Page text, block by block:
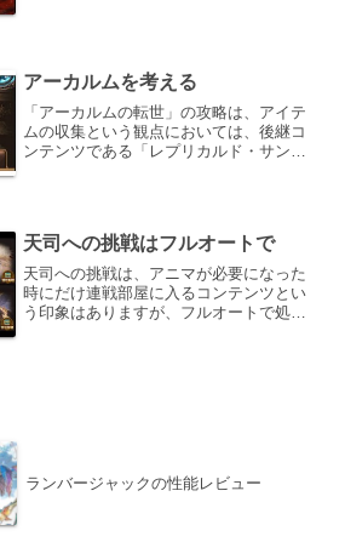
アーカルムを考える
「アーカルムの転世」の攻略は、アイテ
ムの収集という観点においては、後継コ
ンテンツである「レプリカルド・サンド
天司への挑戦はフルオートで
天司への挑戦は、アニマが必要になった
時にだけ連戦部屋に入るコンテンツとい
う印象はありますが、フルオートで処理
ランバージャックの性能レビュー